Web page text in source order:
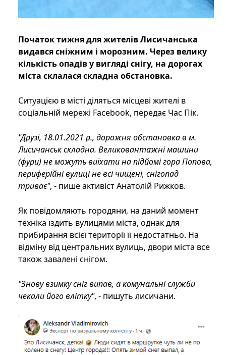
Початок тижня для жителів Лисичанська
видався сніжним і морозним. Через велику
кількість опадів у вигляді снігу, на дорогах
міста склалася складна обстановка.
Ситуацією в місті діляться місцеві жителі в
соціальній мережі Facebook, передає Час Пік.
"Друзі, 18.01.2021 р., дорожня обстановка в м.
Лисичанськ складна. Великовантажні машини
(фури) не можуть виїхати на підйомі гора Попова,
периферійні вулиці не всі чищені, снігопад
триває", - пише активіст Анатолій Рижков.
Як повідомляють городяни, на даний момент
техніка їздить вулицями міста, однак для
прибирання всієї території її недостатньо. На
відміну від центральних вулиць, двори міста все
також завалені снігом.
"Знову взимку сніг випав, а комунальні служби
чекали його влітку", - пишуть лисичани.